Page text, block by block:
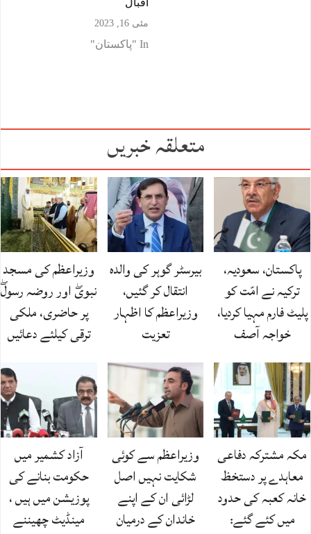
اقبال
مئی 16, 2023
In "پاکستان"
متعلقہ خبریں
پاکستان، سعودیہ،
ترکیہ نے امّت کو
پلیٹ فارم مہیا کردیا،
خواجہ آصف
بیرسٹر گوہر کی والدہ
انتقال کر گئیں،
وزیراعظم کا اظہار
تعزیت
وزیراعظم کی مسجد
نبویۖ اور روضہ رسولۖ
پر حاضری، ملکی
ترقی کیلئے دعائیں
مکہ مشترکہ دفاعی
معاہدے پر دستخظ
خانہ کعبہ کی حدود
میں کئے گئے:
وزیراعظم سے کوئی
شکایت نہیں اصل
لڑائی ان کے اپنے
خاندان کے درمیان
آزاد کشمیر میں
حکومت بنانے کی
پوزیشن میں ہیں ،
مینڈیٹ چھیننے